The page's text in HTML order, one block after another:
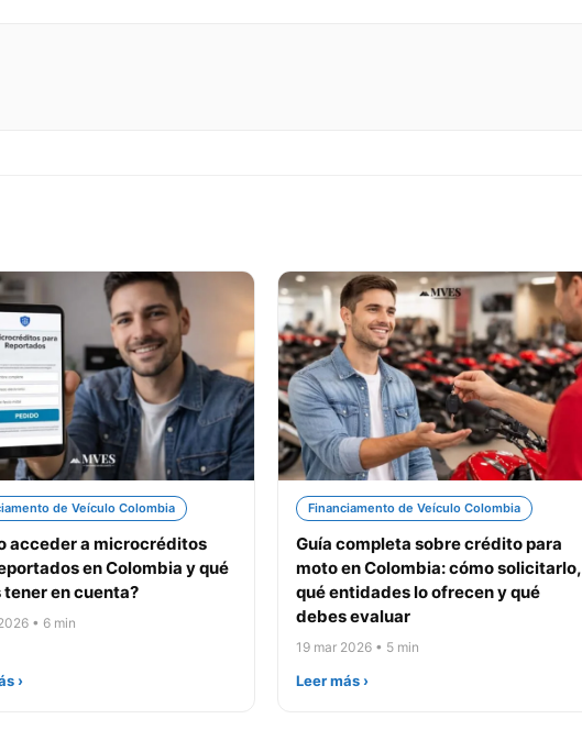
de Veículo Colombia
acceder a microcréditos
en Colombia y qué
tener en cuenta?
• 6 min
›
Financiamento de Veículo Colombia
Guía completa sobre crédito para
moto en Colombia: cómo solicitarlo,
qué entidades lo ofrecen y qué
debes evaluar
19 mar 2026 • 5 min
Leer más ›